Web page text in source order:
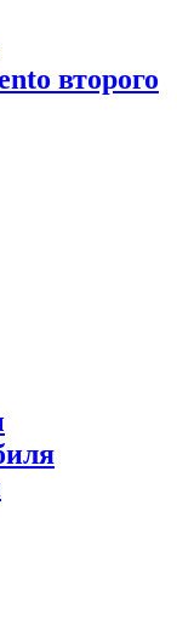
второго